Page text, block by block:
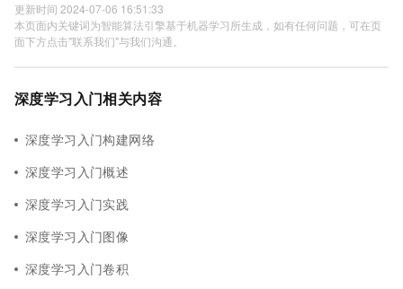
更新时间 2024-07-06 16:51:33
本页面内关键词为智能算法引擎基于机器学习所生成，如有任何问题，可在页
面下方点击"联系我们"与我们沟通。
深度学习入门相关内容
深度学习入门构建网络
深度学习入门概述
深度学习入门实践
深度学习入门图像
深度学习入门卷积